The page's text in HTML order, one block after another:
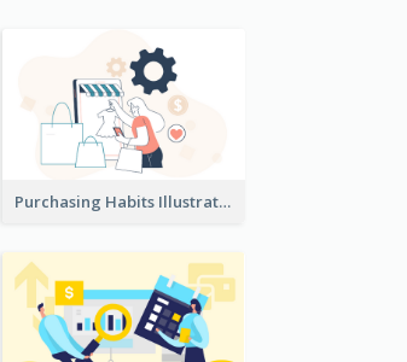
Purchasing Habits Illustration